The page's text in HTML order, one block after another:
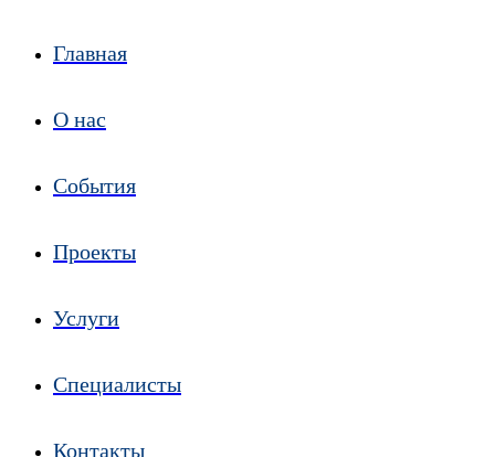
Главная
О нас
События
Проекты
Услуги
Специалисты
Контакты